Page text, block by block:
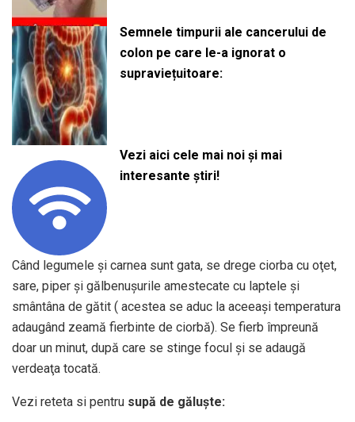
Semnele timpurii ale cancerului de
colon pe care le-a ignorat o
supraviețuitoare:
Vezi aici cele mai noi și mai
interesante știri!
Când legumele şi carnea sunt gata, se drege ciorba cu oţet,
sare, piper şi gălbenuşurile amestecate cu laptele şi
smântâna de gătit ( acestea se aduc la aceeaşi temperatura
adaugând zeamă fierbinte de ciorbă). Se fierb împreună
doar un minut, după care se stinge focul şi se adaugă
verdeaţa tocată.
Vezi reteta si pentru supă de găluște: